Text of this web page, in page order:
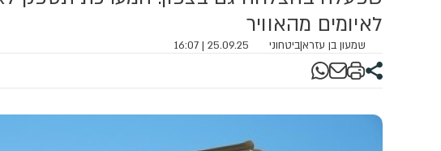
לאיומים מהאוויר
שמעון בן עזרא|ביטחוני 25.09.25 | 16:07